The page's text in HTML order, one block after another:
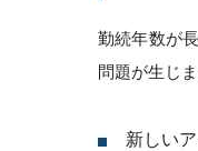
勤続年数が
問題が生じま
新しい